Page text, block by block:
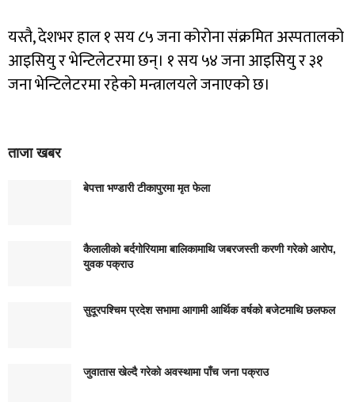
यस्तै, देशभर हाल १ सय ८५ जना कोरोना संक्रमित अस्पतालको
आइसियु र भेन्टिलेटरमा छन्। १ सय ५४ जना आइसियु र ३१
जना भेन्टिलेटरमा रहेको मन्त्रालयले जनाएको छ।
ताजा खबर
बेपत्ता भण्डारी टीकापुरमा मृत फेला
कैलालीको बर्दगोरियामा बालिकामाथि जबरजस्ती करणी गरेको आरोप,
युवक पक्राउ
सुदूरपश्चिम प्रदेश सभामा आगामी आर्थिक वर्षको बजेटमाथि छलफल
जुवातास खेल्दै गरेको अवस्थामा पाँच जना पक्राउ